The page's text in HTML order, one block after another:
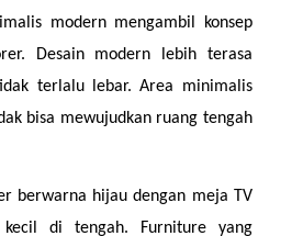
modern mengambil konsep
Desain modern lebih terasa
terlalu lebar. Area minimalis
bisa mewujudkan ruang tengah
berwarna hijau dengan meja TV
di tengah. Furniture yang